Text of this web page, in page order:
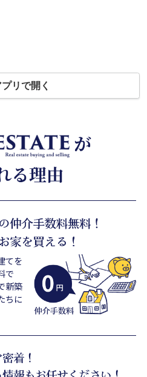
リで開く
てを
で
新築
ちに